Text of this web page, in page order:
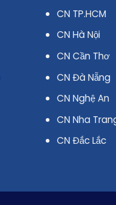
CN TP.HCM
CN Hà Nội
CN Cần Thơ
CN Đà Nẵng
CN Nghệ An
CN Nha
CN Đắc Lắc